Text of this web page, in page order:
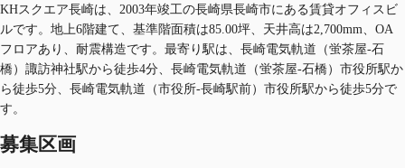
KHスクエア長崎は、2003年竣工の長崎県長崎市にある賃貸オフィスビ
ルです。地上6階建て、基準階面積は85.00坪、天井高は2,700mm、OA
フロアあり、耐震構造です。最寄り駅は、長崎電気軌道（蛍茶屋-石
橋）諏訪神社駅から徒歩4分、長崎電気軌道（蛍茶屋-石橋）市役所駅か
ら徒歩5分、長崎電気軌道（市役所-長崎駅前）市役所駅から徒歩5分で
す。
募集区画